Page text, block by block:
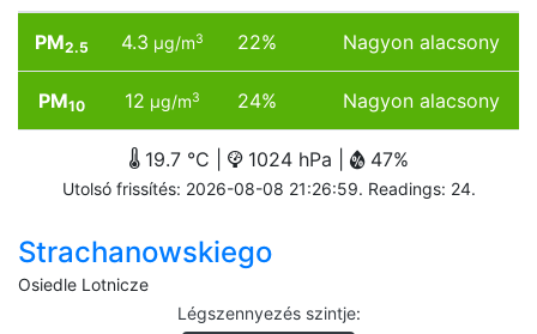
PM2.5 4.3 µg/m3 22% Nagyon alacsony
PM10 12 µg/m3 24% Nagyon alacsony
19.7 °C | 1024 hPa | 47%
Utolsó frissítés: 2026-08-08 21:26:59. Readings: 24.
Strachanowskiego
Osiedle Lotnicze
Légszennyezés szintje: